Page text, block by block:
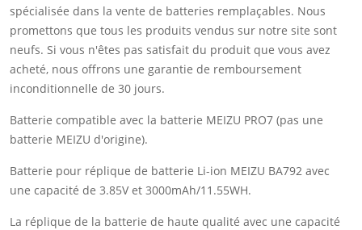
spécialisée dans la vente de batteries remplaçables. Nous
promettons que tous les produits vendus sur notre site sont
neufs. Si vous n'êtes pas satisfait du produit que vous avez
acheté, nous offrons une garantie de remboursement
inconditionnelle de 30 jours.
Batterie compatible avec la batterie MEIZU PRO7 (pas une
batterie MEIZU d'origine).
Batterie pour réplique de batterie Li-ion MEIZU BA792 avec
une capacité de 3.85V et 3000mAh/11.55WH.
La réplique de la batterie de haute qualité avec une capacité